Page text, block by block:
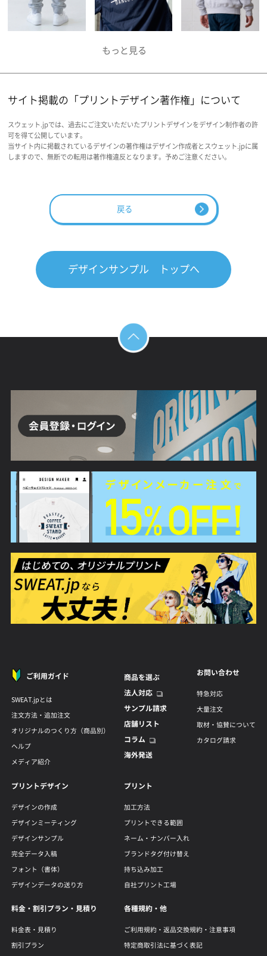
サイト掲載の「プリントデザイン著作権」について
スウェット.jpでは、過去にご注文いただいたプリントデザインをデザイン制作者の許
可を得て公開しています。
当サイト内に掲載されているデザインの著作権はデザイン作成者とスウェット.jpに属
しますので、無断での転用は著作権違反となります。予めご注意ください。
戻る
デザインサンプル トップへ
ご利用ガイド
SWEAT.jpとは
注文方法・追加注文
オリジナルのつくり方（商品別）
ヘルプ
メディア紹介
商品を選ぶ
法人対応
サンプル請求
店舗リスト
コラム
海外発送
お問い合わせ
特急対応
大量注文
取材・協賛について
カタログ請求
プリントデザイン
デザインの作成
デザインミーティング
デザインサンプル
完全データ入稿
フォント（書体）
デザインデータの送り方
プリント
加工方法
プリントできる範囲
ネーム・ナンバー入れ
ブランドタグ付け替え
持ち込み加工
自社プリント工場
料金・割引プラン・見積り
料金表・見積り
割引プラン
各種規約・他
ご利用規約・返品交換規約・注意事項
特定商取引法に基づく表記